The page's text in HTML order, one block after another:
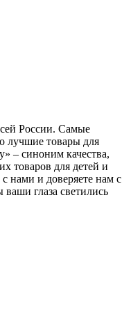
России. Самые
лучшие товары для
– синоним качества,
товаров для детей и
нами и доверяете нам с
глаза светились